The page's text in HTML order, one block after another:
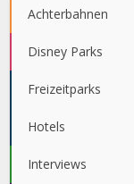
Achterbahnen
Disney Parks
Freizeitparks
Hotels
Interviews